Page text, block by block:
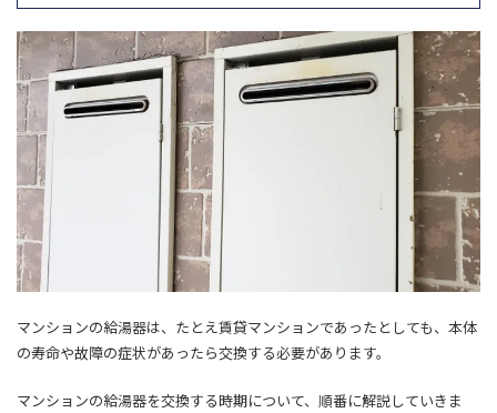
マンションの給湯器は、たとえ賃貸マンションであったとしても、本体
の寿命や故障の症状があったら交換する必要があります。
マンションの給湯器を交換する時期について、順番に解説していきま